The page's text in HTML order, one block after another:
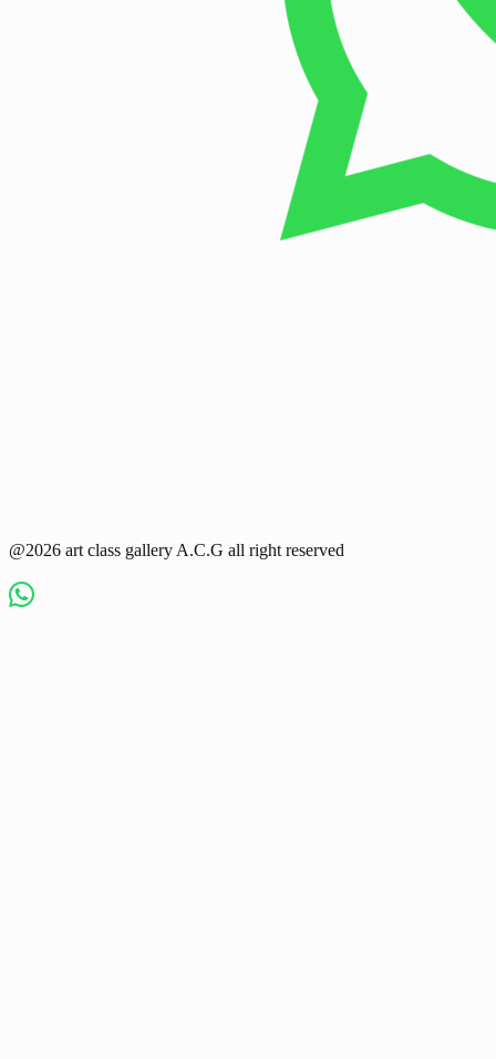
@2026 art class gallery A.C.G all right reserved